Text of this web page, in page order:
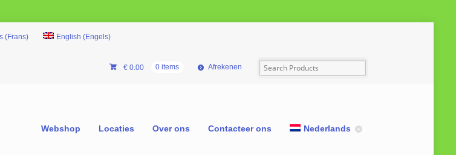
(Frans) English (Engels)
€0.00 0 items Afrekenen
Webshop Locaties Over ons Contacteer ons Nederlands